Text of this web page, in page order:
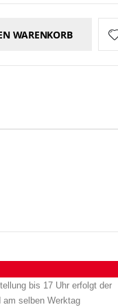
WARENKORB
bis 17 Uhr erfolgt der
am selben Werktag